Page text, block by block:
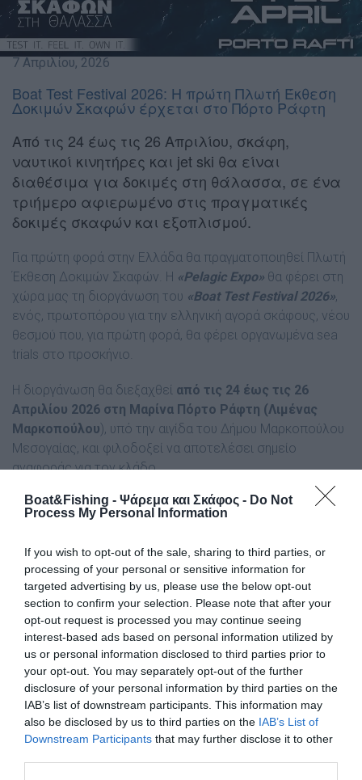
Boat&Fishing - Ψάρεμα και Σκάφος - Do Not
Process My Personal Information
If you wish to opt-out of the sale, sharing to third parties, or
processing of your personal or sensitive information for
targeted advertising by us, please use the below opt-out
section to confirm your selection. Please note that after your
opt-out request is processed you may continue seeing
interest-based ads based on personal information utilized by
us or personal information disclosed to third parties prior to
your opt-out. You may separately opt-out of the further
disclosure of your personal information by third parties on the
IAB’s list of downstream participants. This information may
also be disclosed by us to third parties on the IAB’s List of
Downstream Participants that may further disclose it to other
7 Απριλίου, 2026
Boat Test Festival 2026: Η πρώτη Πλωτή Έκθεση
Δοκιμών Σκαφών έρχεται στο Πόρτο Ράφτη
Από τις 24 έως τις 26 Απριλίου, σκάφη,
ναυτικοί κινητήρες και jet ski θα είναι
διαθέσιμα για δοκιμές στη θάλασσα, σε ένα
τριήμερο αφιερωμένο στις πραγματικές
δοκιμές σκαφών και εξοπλισμού.
Για πρώτη φορά στην Ελλάδα θα πραγματοποιηθεί Πλωτή
Έκθεση Δοκιμών Σκαφών. Η «Pelagic Expo» θα φέρει στη
χώρα μας τη διοργάνωση του «Boat Test Festival 2026»,
ενός, πρωτοπόρου για την ελληνική αγορά σκάφους, νέου
θεσμού που, για πρώτη φορά, θα φέρει οργανωμένα sea
trials στο προσκήνιο.
Η διοργάνωση θα διεξαχθεί από τις 24 έως τις 26
Απριλίου 2026 στη Μαρίνα Πόρτο Ράφτη (Λιμένας
Μαρκοπούλου), υπό την αιγίδα του Δήμου Μαρκοπούλου
Μεσογαίας, και φιλοδοξεί να αποτελέσει σημείο
αναφοράς για τον κλάδο.
Το«Boat Test Festival»εισάγει ένα δυναμικό και
βιωματικό concept, δίνοντας τη δυνατότητα σε
προϊόντα τους σε πραγματικές συνθήκες, στο φυσικό
τους περιβάλλον, τη θάλασσα.
Οι επισκέπτες θα έχουν τη δυνατότητα όχι μόνο να δουν,
αλλά και να δοκιμάσουν σκάφη και εξοπλισμό,
αποκτώντας άμεση εμπειρία πλεύσης.
Στο«Boat Test Festival 2026»θα παρουσιαστούν
πολυεστερικά και φουσκωτά σκάφηαπό 4 έως 12 μέτρα
ναυτικοί κινητήρες σε πλήρη λειτουργία, ηλεκτρονικά
συστήματα και εξοπλισμός ναυτιλίας, καθώς και personal
watercraft και μέσα θαλάσσιας αναψυχής.